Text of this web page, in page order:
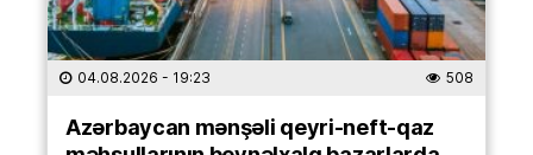
04.08.2026 - 19:23 508
Azərbaycan mənşəli qeyri-neft-qaz